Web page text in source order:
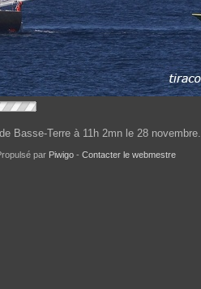
Basse-Terre à 11h 2mn le 28 novembre.
par Piwigo - Contacter le webmestre